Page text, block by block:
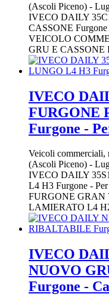
(Ascoli Piceno) -
IVECO DAILY
CASSONE
VEICOLO
GRU E CASSONE
IVECO
FURGONE
Furgone -
Veicoli commerciali,
(Ascoli Piceno) -
IVECO DAILY
L4 H3 Furgone -
FURGONE
LAMIERATO L4
IVECO
NUOVO
Furgone -